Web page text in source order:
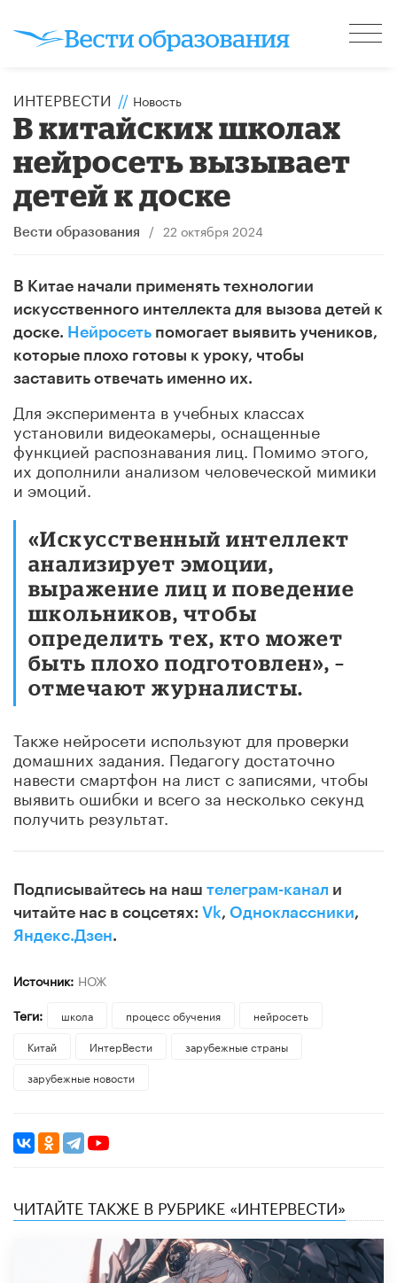
ИНТЕРВЕСТИ // Новость
В китайских школах
нейросеть вызывает
детей к доске
Вести образования / 22 октября 2024
В Китае начали применять технологии
искусственного интеллекта для вызова детей к
доске. Нейросеть помогает выявить учеников,
которые плохо готовы к уроку, чтобы
заставить отвечать именно их.
Для эксперимента в учебных классах
установили видеокамеры, оснащенные
функцией распознавания лиц. Помимо этого,
их дополнили анализом человеческой мимики
и эмоций.
«Искусственный интеллект
анализирует эмоции,
выражение лиц и поведение
школьников, чтобы
определить тех, кто может
быть плохо подготовлен», –
отмечают журналисты.
Также нейросети используют для проверки
домашних задания. Педагогу достаточно
навести смартфон на лист с записями, чтобы
выявить ошибки и всего за несколько секунд
получить результат.
Подписывайтесь на наш телеграм-канал и
читайте нас в соцсетях: Vk, Одноклассники,
Яндекс.Дзен.
Источник: НОЖ
Теги:
школа процесс обучения
нейросеть
Китай
ИнтерВести
зарубежные страны
зарубежные новости
ЧИТАЙТЕ ТАКЖЕ В РУБРИКЕ «ИНТЕРВЕСТИ»